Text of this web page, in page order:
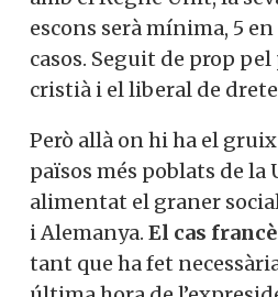
el Partit socialista
dijous juntament amb el
seva aportació en escons
en el millor dels casos.
partit demòcrata cristià i
dretes, amb 4 cadascun.
Però allà on hi ha el gruix
països més poblats de la
alimentat el graner